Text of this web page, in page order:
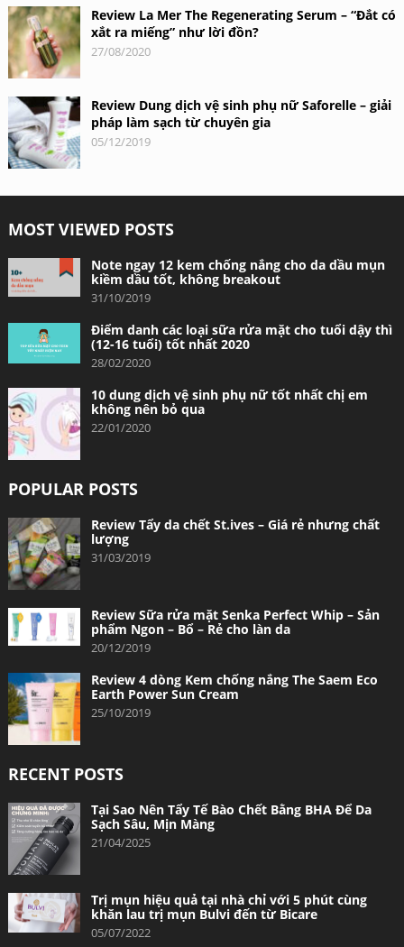
Review La Mer The Regenerating Serum – “Đắt có
xắt ra miếng” như lời đồn?
27/08/2020
Review Dung dịch vệ sinh phụ nữ Saforelle – giải
pháp làm sạch từ chuyên gia
05/12/2019
MOST VIEWED POSTS
Note ngay 12 kem chống nắng cho da dầu mụn
kiềm dầu tốt, không breakout
31/10/2019
Điểm danh các loại sữa rửa mặt cho tuổi dậy thì
(12-16 tuổi) tốt nhất 2020
28/02/2020
10 dung dịch vệ sinh phụ nữ tốt nhất chị em
không nên bỏ qua
22/01/2020
POPULAR POSTS
Review Tẩy da chết St.ives – Giá rẻ nhưng chất
lượng
31/03/2019
Review Sữa rửa mặt Senka Perfect Whip – Sản
phẩm Ngon – Bổ – Rẻ cho làn da
20/12/2019
Review 4 dòng Kem chống nắng The Saem Eco
Earth Power Sun Cream
25/10/2019
RECENT POSTS
Tại Sao Nên Tẩy Tế Bào Chết Bằng BHA Để Da
Sạch Sâu, Mịn Màng
21/04/2025
Trị mụn hiệu quả tại nhà chỉ với 5 phút cùng
khăn lau trị mụn Bulvi đến từ Bicare
05/07/2022